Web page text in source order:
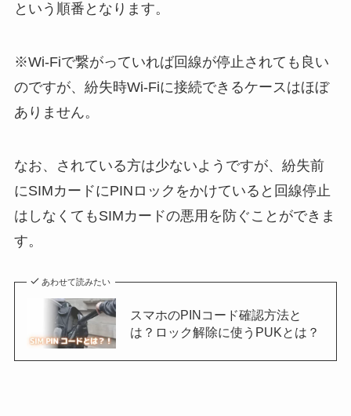
という順番となります。
※Wi-Fiで繋がっていれば回線が停止されても良い
のですが、紛失時Wi-Fiに接続できるケースはほぼ
ありません。
なお、されている方は少ないようですが、紛失前
にSIMカードにPINロックをかけていると回線停止
はしなくてもSIMカードの悪用を防ぐことができま
す。
あわせて読みたい
スマホのPINコード確認方法と
は？ロック解除に使うPUKとは？